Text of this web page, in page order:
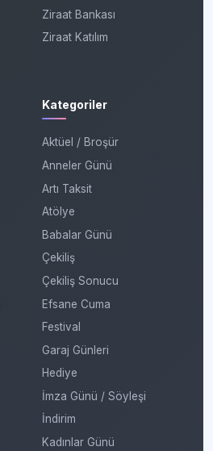
Ziraat Bankası
Ziraat Katılım
Kategoriler
Aktüel / Broşür
Anneler Günü
Artı Taksit
Atölye
Babalar Günü
Çekiliş
Çekiliş Sonucu
Efsane Cuma
Festival
Garaj Günleri
Hediye
İmza Günü / Söyleşi
İndirim
Kadınlar Günü